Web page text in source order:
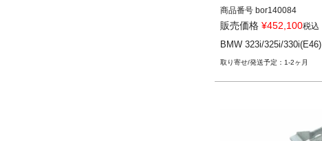
商品番号 bor140084
販売価格 ¥452,100税込
BMW 323i/325i/330i(E46)
1-2ヶ月